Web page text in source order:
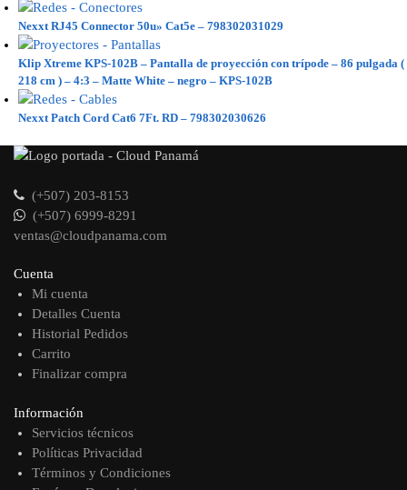
Nexxt RJ45 Connector 50u» Cat5e – 798302031029
Klip Xtreme KPS-102B – Pantalla de proyección con trípode – 86 pulgada (
218 cm ) – 4:3 – Matte White – negro – KPS-102B
Nexxt Patch Cord Cat6 7Ft. RD – 798302030626
(+507) 203-8153
(+507) 6999-8291
ventas@cloudpanama.com
Cuenta
Mi cuenta
Detalles Cuenta
Historial Pedidos
Carrito
Finalizar compra
Información
Servicios técnicos
Políticas Privacidad
Términos y Condiciones